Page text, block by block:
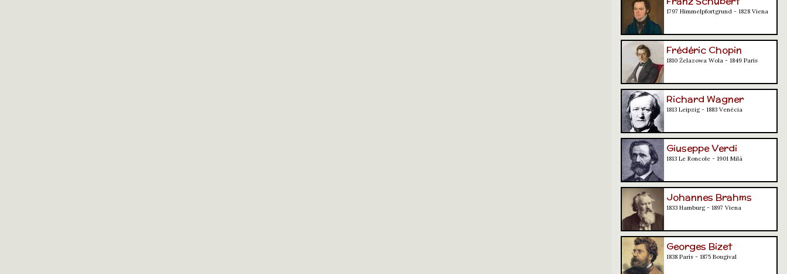
1797 Himmelpfortgrund - 1828 Viena
Frédéric Chopin
1810 Żelazowa Wola - 1849 París
Richard Wagner
1813 Leipzig - 1883 Venècia
Giuseppe Verdi
1813 Le Roncole - 1901 Milà
Johannes Brahms
1833 Hamburg - 1897 Viena
Georges Bizet
1838 París - 1875 Bougival